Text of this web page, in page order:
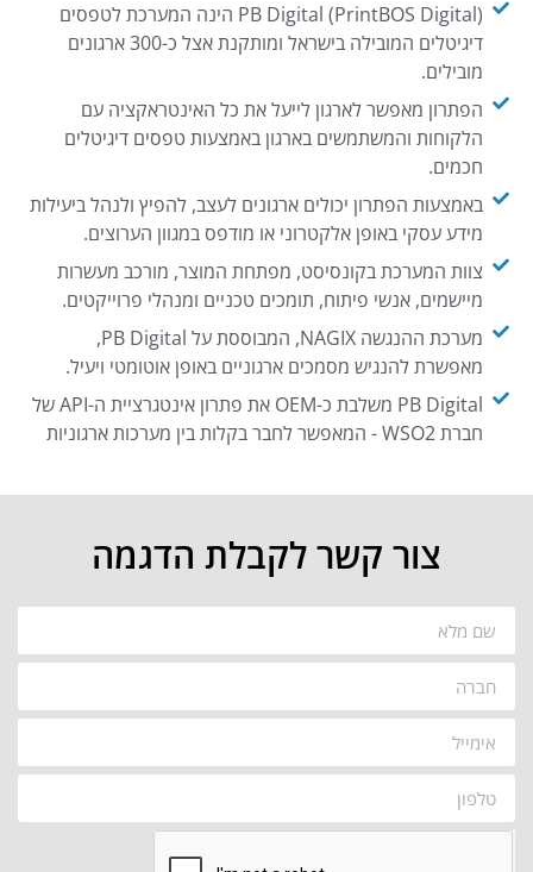
PB Digital (PrintBOS Digital) הינה המערכת לטפסים
דיגיטלים המובילה בישראל ומותקנת אצל כ-300 ארגונים
מובילים.
הפתרון מאפשר לארגון לייעל את כל האינטראקציה עם
הלקוחות והמשתמשים בארגון באמצעות טפסים דיגיטלים
חכמים.
באמצעות הפתרון יכולים ארגונים לעצב, להפיץ ולנהל ביעילות
מידע עסקי באופן אלקטרוני או מודפס במגוון הערוצים.
צוות המערכת בקונסיסט, מפתחת המוצר, מורכב מעשרות
מיישמים, אנשי פיתוח, תומכים טכניים ומנהלי פרוייקטים.
מערכת ההנגשה NAGIX, המבוססת על PB Digital,
מאפשרת להנגיש מסמכים ארגוניים באופן אוטומטי ויעיל.
PB Digital משלבת כ-OEM את פתרון אינטגרציית ה-API של
חברת WSO2 - המאפשר לחבר בקלות בין מערכות ארגוניות
צור קשר לקבלת הדגמה